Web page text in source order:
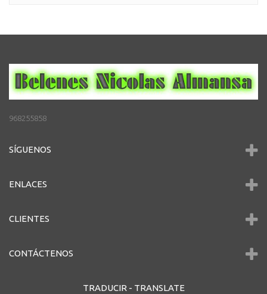
968255858
SÍGUENOS
ENLACES
CLIENTES
CONTÁCTENOS
TRADUCIR - TRANSLATE